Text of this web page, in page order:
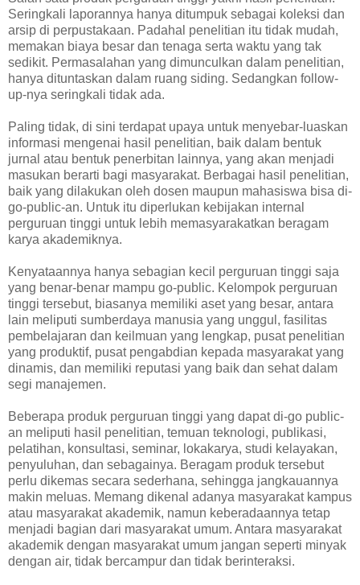
Seringkali laporannya hanya ditumpuk sebagai koleksi dan
arsip di perpustakaan. Padahal penelitian itu tidak mudah,
memakan biaya besar dan tenaga serta waktu yang tak
sedikit. Permasalahan yang dimunculkan dalam penelitian,
hanya dituntaskan dalam ruang siding. Sedangkan follow-
up-nya seringkali tidak ada.
Paling tidak, di sini terdapat upaya untuk menyebar-luaskan
informasi mengenai hasil penelitian, baik dalam bentuk
jurnal atau bentuk penerbitan lainnya, yang akan menjadi
masukan berarti bagi masyarakat. Berbagai hasil penelitian,
baik yang dilakukan oleh dosen maupun mahasiswa bisa di-
go-public-an. Untuk itu diperlukan kebijakan internal
perguruan tinggi untuk lebih memasyarakatkan beragam
karya akademiknya.
Kenyataannya hanya sebagian kecil perguruan tinggi saja
yang benar-benar mampu go-public. Kelompok perguruan
tinggi tersebut, biasanya memiliki aset yang besar, antara
lain meliputi sumberdaya manusia yang unggul, fasilitas
pembelajaran dan keilmuan yang lengkap, pusat penelitian
yang produktif, pusat pengabdian kepada masyarakat yang
dinamis, dan memiliki reputasi yang baik dan sehat dalam
segi manajemen.
Beberapa produk perguruan tinggi yang dapat di-go public-
an meliputi hasil penelitian, temuan teknologi, publikasi,
pelatihan, konsultasi, seminar, lokakarya, studi kelayakan,
penyuluhan, dan sebagainya. Beragam produk tersebut
perlu dikemas secara sederhana, sehingga jangkauannya
makin meluas. Memang dikenal adanya masyarakat kampus
atau masyarakat akademik, namun keberadaannya tetap
menjadi bagian dari masyarakat umum. Antara masyarakat
akademik dengan masyarakat umum jangan seperti minyak
dengan air, tidak bercampur dan tidak berinteraksi.